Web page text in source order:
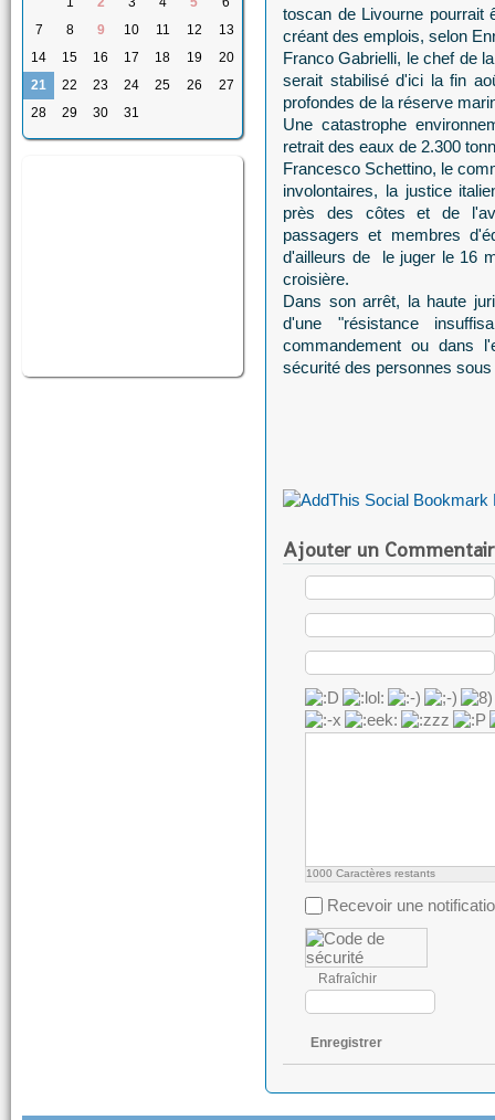
7
8 9 10 11 12
13
14
15 16 17 18 19
20
21
22 23 24 25 26
27
28
29 30 31
toscan de Livourne pourrait
créant des emplois, selon
Franco Gabrielli, le chef de
serait stabilisé d'ici la fin
profondes de la réserve
Une catastrophe
retrait des eaux de 2.300
Francesco Schettino, le
involontaires, la justice
près des côtes et de
passagers et membres
d'ailleurs de le juger le 16
croisière.
Dans son arrêt, la haute
d'une "résistance
commandement ou dans
sécurité des personnes
Ajouter un
1000 Caractères restants
Recevoir une
Rafraîchir
Enregistrer